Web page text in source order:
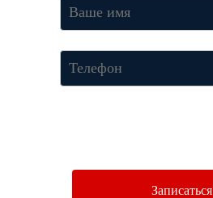
Записаться